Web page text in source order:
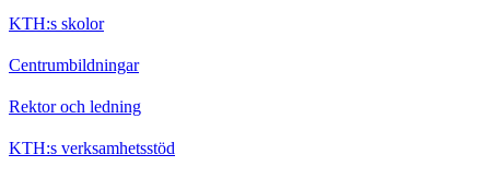
KTH:s skolor
Centrumbildningar
Rektor och ledning
KTH:s verksamhetsstöd